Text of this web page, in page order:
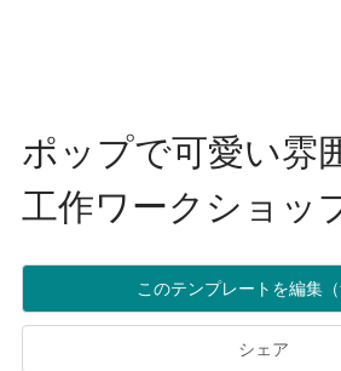
ポップで可愛い雰
工作ワークショッ
このテンプレートを編集（
シェア